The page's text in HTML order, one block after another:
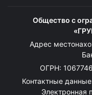
Общество с
Адрес
ОГРН:
Контактные
Электронная